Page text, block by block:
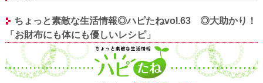
ちょっと素敵な生活情報◎ハピたねvol.63 ◎大助かり！
「お財布にも体にも優しいレシピ」